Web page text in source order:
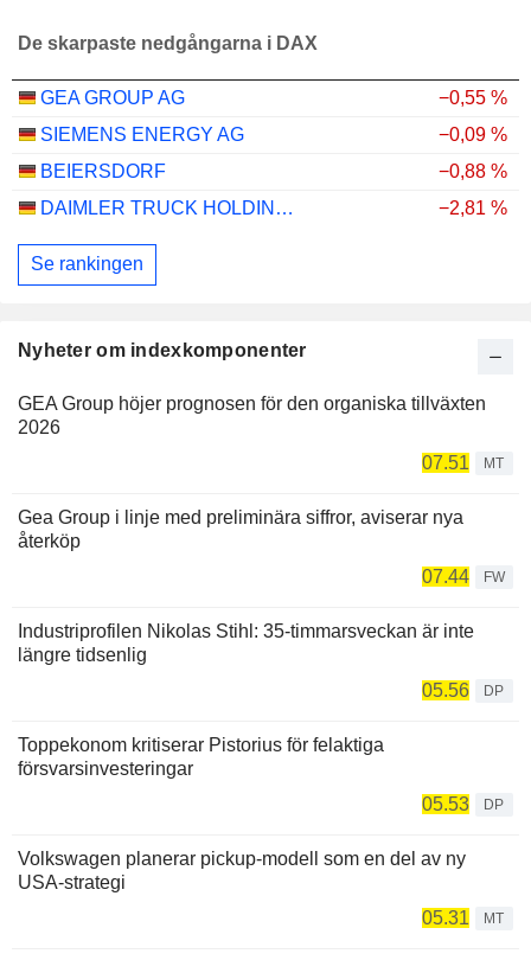
Nyheter om indexkomponenter
GEA Group höjer prognosen för den organiska tillväxten
2026
07.51
MT
Gea Group i linje med preliminära siffror, aviserar nya
återköp
07.44
FW
Industriprofilen Nikolas Stihl: 35-timmarsveckan är inte
längre tidsenlig
05.56
DP
Toppekonom kritiserar Pistorius för felaktiga
försvarsinvesteringar
05.53
DP
Volkswagen planerar pickup-modell som en del av ny
USA-strategi
05.31
MT
De skarpaste nedgångarna i DAX
GEA GROUP AG
−0,55 %
SIEMENS ENERGY AG
−0,09 %
BEIERSDORF
−0,88 %
DAIMLER TRUCK HOLDING AG
−2,81 %
Se rankingen